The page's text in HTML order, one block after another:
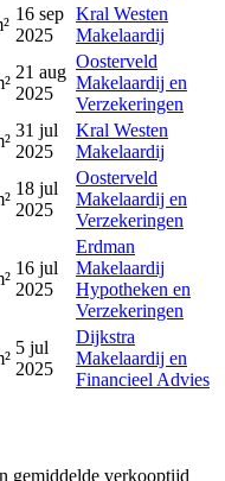
16 sep
2025
Kral Westen
Makelaardij
21 aug
2025
Oosterveld
Makelaardij en
Verzekeringen
31 jul
2025
Kral Westen
Makelaardij
18 jul
2025
Oosterveld
Makelaardij en
Verzekeringen
16 jul
2025
Erdman
Makelaardij
Hypotheken en
Verzekeringen
5 jul
2025
Dijkstra
Makelaardij en
Financieel Advies
gemiddelde verkooptijd